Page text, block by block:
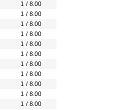
1 / 8.00
1 / 8.00
1 / 8.00
1 / 8.00
1 / 8.00
1 / 8.00
1 / 8.00
1 / 8.00
1 / 8.00
1 / 8.00
1 / 8.00